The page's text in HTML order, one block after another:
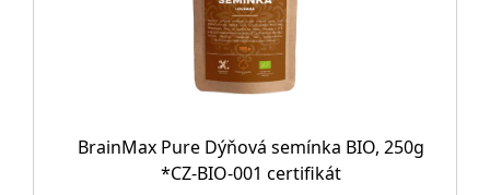
BrainMax Pure Dýňová semínka BIO, 250g
*CZ-BIO-001 certifikát